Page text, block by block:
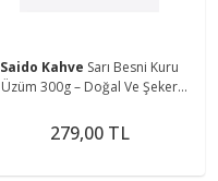
Saido Kahve Sarı Besni Kuru
Üzüm 300g – Doğal Ve Şeker
279,00 TL